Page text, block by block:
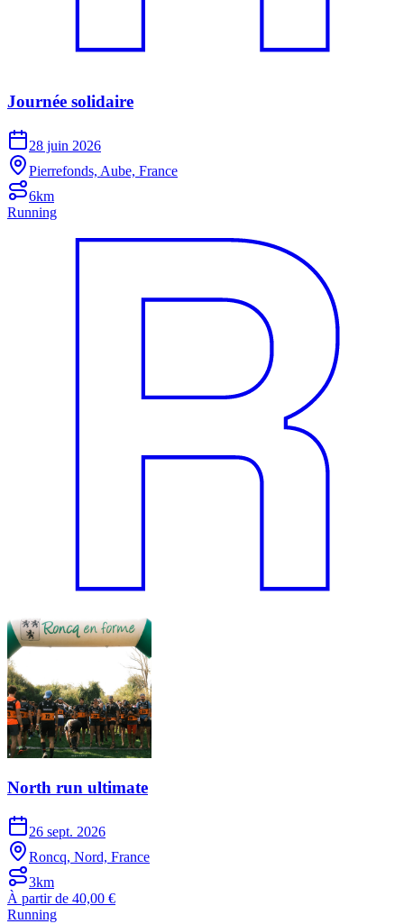
Journée solidaire
28 juin 2026
Pierrefonds, Aube, France
6km
Running
North run ultimate
26 sept. 2026
Roncq, Nord, France
3km
À partir de 40,00 €
Running